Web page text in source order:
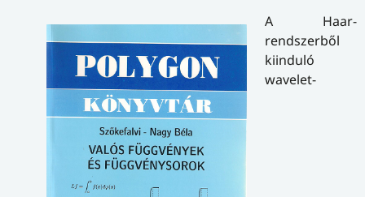
A Haar-
rendszerből
kiinduló
wavelet-